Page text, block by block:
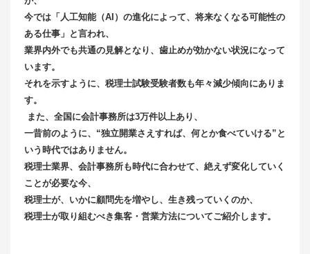
今では「人工知能（AI）の進化によって、将来なくなる可能性の
ある仕事」と言われ、
業界内外でも共通の見解となり、歯止めが効かない状況になって
います。
それを示すように、税理士試験受験者数も年々減少傾向にありま
す。
また、全国に会計事務所は3万件以上あり、
一昔前のように、“独立開業さえすれば、何とか食べていける”と
いう時代ではありません。
税理士業界、会計事務所も時代に合わせて、絶えず変化していく
ことが必要な今、
税理士が、いかに顧問先を増やし、生き残っていくのか、
税理士が取り組むべき集客・営業方法についてご紹介します。